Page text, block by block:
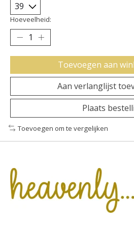
Hoeveelheid:
Toevoegen aan
Aan verlanglijst
Plaats
Toevoegen om te vergelijken